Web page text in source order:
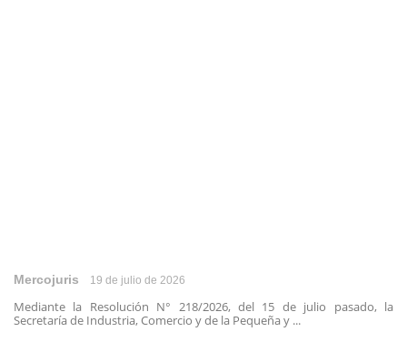
Mercojuris 19 de julio de 2026
Mediante la Resolución N° 218/2026, del 15 de julio pasado, la
Secretaría de Industria, Comercio y de la Pequeña y ...